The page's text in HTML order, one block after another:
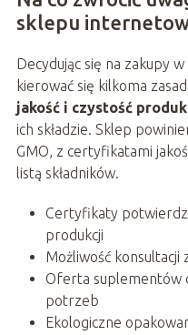
sklepu
Decydując się na zakupy
kierować się kilkoma
jakość i czystość
ich składzie. Sklep
GMO, z certyfikatami
listą składników.
Certyfikaty
produkcji
Możliwość
Oferta suplementów
potrzeb
Ekologiczne